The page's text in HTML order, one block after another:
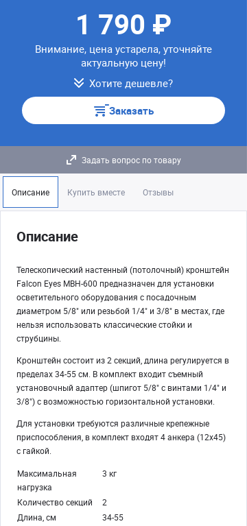
1 790 ₽
Внимание, цена устарела, уточняйте
актуальную цену!
Хотите дешевле?
Заказать
Задать вопрос по товару
Описание Купить вместе Отзывы
Описание
Телескопический настенный (потолочный) кронштейн
Falcon Eyes MBH-600 предназначен для установки
осветительного оборудования с посадочным
диаметром 5/8" или резьбой 1/4" и 3/8" в местах, где
нельзя использовать классические стойки и
струбцины.
Кронштейн состоит из 2 секций, длина регулируется в
пределах 34-55 см. В комплект входит съемный
установочный адаптер (шпигот 5/8" с винтами 1/4" и
3/8") с возможностью горизонтальной установки.
Для установки требуются различные крепежные
приспособления, в комплект входят 4 анкера (12х45)
с гайкой.
Максимальная
нагрузка
3 кг
Количество секций
2
Длина, см
34-55